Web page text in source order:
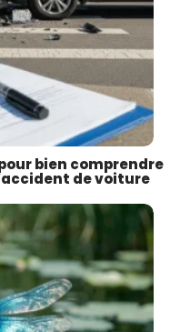
bien comprendre
de voiture